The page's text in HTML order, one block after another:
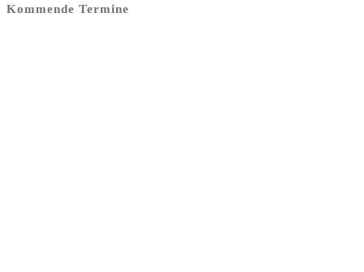
Kommende Termine